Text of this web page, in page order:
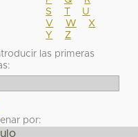
S
T
U
V
W
X
Y
Z
las primeras
por: